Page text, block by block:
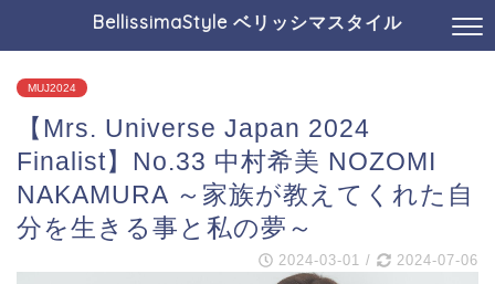
BellissimaStyle ベリッシマスタイル
MUJ2024
【Mrs. Universe Japan 2024
Finalist】No.33 中村希美 NOZOMI
NAKAMURA ～家族が教えてくれた自
分を生きる事と私の夢～
2024-03-01 / 2024-07-06